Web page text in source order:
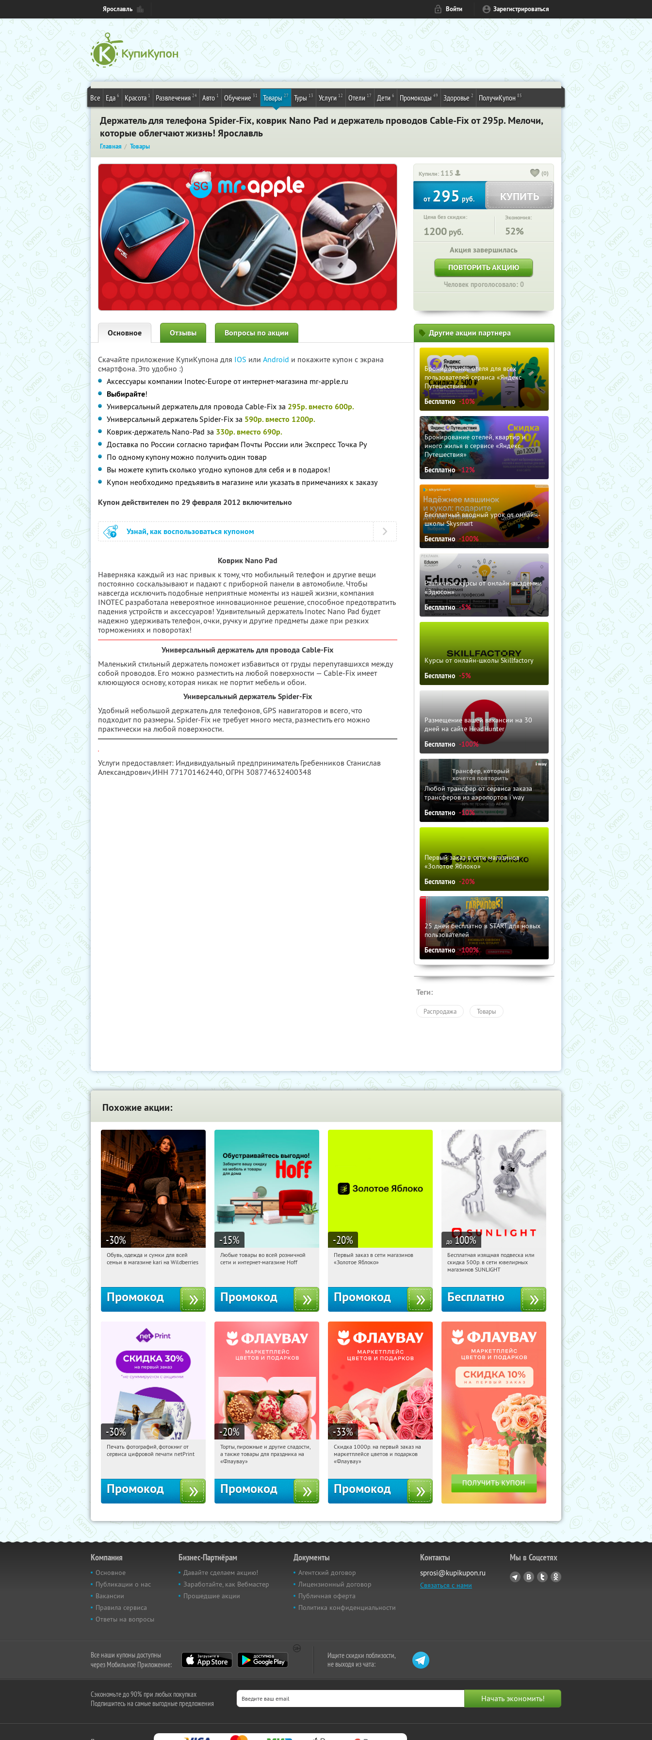
Ярославль Войти Зарегистрироваться
Все Еда 6 Красота 1 Развлечения 24 Авто 1 Обучение 31 Товары 27 Туры 13 Услуги 12 Отели 17 Дети 6 Промокоды 49 Здоровье 2 ПолучиКупон 85
Держатель для телефона Spider-Fix, коврик Nano Pad и держатель проводов Cable-Fix от 295р. Мелочи,
которые облегчают жизнь! Ярославль
Главная Товары
Купили: 115 (0)
от295руб. КУПИТЬ
Цена без скидки:
1200 руб.
Экономия:
52%
Акция завершилась
ПОВТОРИТЬ АКЦИЮ
Человек проголосовало: 0
Основное Отзывы Вопросы по акции
Скачайте приложение КупиКупона для IOS или Android и покажите купон с экрана
смартфона. Это удобно :)
Аксессуары компании Inotec-Europe от интернет-магазина mr-apple.ru
Выбирайте!
Универсальный держатель для провода Cable-Fix за 295р. вместо 600р.
Универсальный держатель Spider-Fix за 590р. вместо 1200р.
Коврик-держатель Nano-Pad за 330р. вместо 690р.
Доставка по России согласно тарифам Почты России или Экспресс Точка Ру
По одному купону можно получить один товар
Вы можете купить сколько угодно купонов для себя и в подарок!
Купон необходимо предъявить в магазине или указать в примечаниях к заказу
Купон действителен по 29 февраля 2012 включительно
Узнай, как воспользоваться купоном
Коврик Nano Pad
Наверняка каждый из нас привык к тому, что мобильный телефон и другие вещи
постоянно соскальзывают и падают с приборной панели в автомобиле. Чтобы
навсегда исключить подобные неприятные моменты из нашей жизни, компания
INOTEC разработала невероятное инновационное решение, способное предотвратить
падения устройств и аксессуаров! Удивительный держатель Inotec Nano Pad будет
надежно удерживать телефон, очки, ручку и другие предметы даже при резких
торможениях и поворотах!
Универсальный держатель для провода Cable-Fix
Маленький стильный держатель поможет избавиться от груды перепутавшихся между
собой проводов. Его можно разместить на любой поверхности — Cable-Fix имеет
клюющуюся основу, которая никак не портит мебель и обои.
Универсальный держатель Spider-Fix
Удобный небольшой держатель для телефонов, GPS навигаторов и всего, что
подходит по размеры. Spider-Fix не требует много места, разместить его можно
практически на любой поверхности.
Услуги предоставляет: Индивидуальный предприниматель Гребенников Станислав
Александрович,ИНН 771701462440, ОГРН 308774632400348
Другие акции партнера
Бронирование отеля для всех
пользователей сервиса «Яндекс
Путешествия»
Бесплатно -10%
Бронирование отелей, квартир и
иного жилья в сервисе «Яндекс
Путешествия»
Бесплатно -12%
Бесплатный вводный урок от онлайн-
школы Skysmart
Бесплатно -100%
Различные курсы от онлайн-академии
«Эдюсон»
Бесплатно -5%
Курсы от онлайн-школы Skillfactory
Бесплатно -5%
Размещение вашей вакансии на 30
дней на сайте HeadHunter
Бесплатно -100%
Любой трансфер от сервиса заказа
трансферов из аэропортов i'way
Бесплатно -10%
Первый заказ в сети магазинов
«Золотое Яблоко»
Бесплатно -20%
25 дней бесплатно в START для новых
пользователей
Бесплатно -100%
Теги:
Распродажа Товары
Похожие акции:
-30%
02:04:16 Получили:
Обувь, одежда и сумки для всей
семьи в магазине kari на Wildberries
Промокод
-15%
02:04:16 Получили:
Любые товары во всей розничной
сети и интернет-магазине Hoff
Промокод
-20%
02:04:16
Получи первым!
Первый заказ в сети магазинов
«Золотое Яблоко»
Промокод
до 100%
02:04:16 Получили:
Россия
Бесплатная изящная подвеска или
скидка 500р. в сети ювелирных
магазинов SUNLIGHT
Бесплатно
-30%
02:04:16 Получили:
Печать фотографий, фотокниг от
сервиса цифровой печати netPrint
Промокод
-20%
02:04:16 Получили:
Россия
Торты, пирожные и другие сладости,
а также товары для праздника на
«Флаувау»
Промокод
-33%
02:04:16 Получили:
Россия
Скидка 1000р. на первый заказ на
маркетплейсе цветов и подарков
«Флаувау»
Промокод
Компания
Основное
Публикации о нас
Вакансии
Правила сервиса
Ответы на вопросы
Бизнес-Партнёрам
Давайте сделаем акцию!
Заработайте, как Вебмастер
Прошедшие акции
Документы
Агентский договор
Лицензионный договор
Публичная оферта
Политика конфиденциальности
Контакты
sprosi@kupikupon.ru
Связаться с нами
Мы в Соцсетях
Все наши купоны доступны
через Мобильное Приложение:
Ищите скидки поблизости,
не выходя из чата:
Сэкономьте до 90% при любых покупках
Подпишитесь на самые выгодные предложения